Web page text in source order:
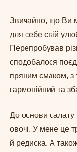
Звичайно, що Ви
для себе свій
Перепробував
сподобалося
пряним смаком, з
гармонійний та
До основи салату
овочі. У мене це
й редиска. А